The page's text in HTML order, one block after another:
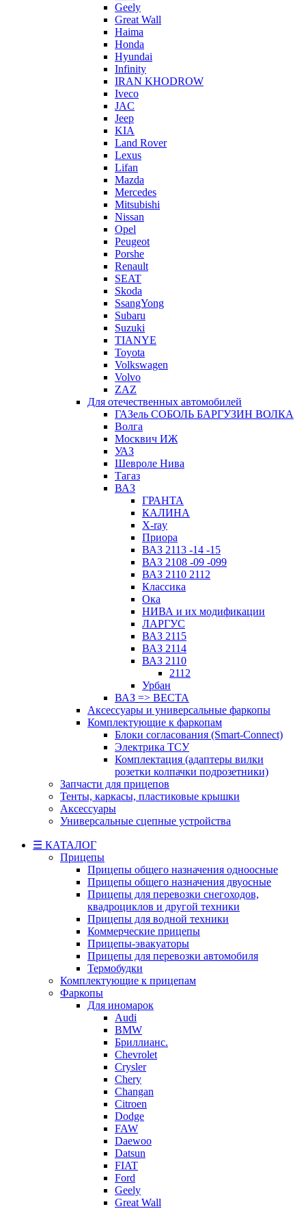
Geely
Great Wall
Haima
Honda
Hyundai
Infinity
IRAN KHODROW
Iveco
JAC
Jeep
KIA
Land Rover
Lexus
Lifan
Mazda
Mercedes
Mitsubishi
Nissan
Opel
Peugeot
Porshe
Renault
SEAT
Skoda
SsangYong
Subaru
Suzuki
TIANYE
Toyota
Volkswagen
Volvo
ZAZ
Для отечественных автомобилей
ГАЗель СОБОЛЬ БАРГУЗИН ВОЛКА
Волга
Москвич ИЖ
УАЗ
Шевроле Нива
Тагаз
ВАЗ
ГРАНТА
КАЛИНА
X-ray
Приора
ВАЗ 2113 -14 -15
ВАЗ 2108 -09 -099
ВАЗ 2110 2112
Классика
Ока
НИВА и их модификации
ЛАРГУС
ВАЗ 2115
ВАЗ 2114
ВАЗ 2110
2112
Урбан
ВАЗ => ВЕСТА
Аксессуары и универсальные фаркопы
Комплектующие к фаркопам
Блоки согласования (Smart-Connect)
Электрика ТСУ
Комплектация (адаптеры вилки
розетки колпачки подрозетники)
Запчасти для прицепов
Тенты, каркасы, пластиковые крышки
Аксессуары
Универсальные сцепные устройства
☰ КАТАЛОГ
Прицепы
Прицепы общего назначения одноосные
Прицепы общего назначения двуосные
Прицепы для перевозки снегоходов,
квадроциклов и другой техники
Прицепы для водной техники
Коммерческие прицепы
Прицепы-эвакуаторы
Прицепы для перевозки автомобиля
Термобудки
Комплектующие к прицепам
Фаркопы
Для иномарок
Audi
BMW
Бриллианс.
Chevrolet
Crysler
Chery
Changan
Citroen
Dodge
FAW
Daewoo
Datsun
FIAT
Ford
Geely
Great Wall